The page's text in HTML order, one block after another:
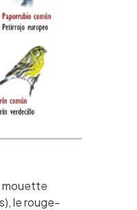
mouette
le rouge-